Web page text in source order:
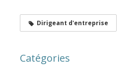
Dirigeant d'entreprise
Catégories